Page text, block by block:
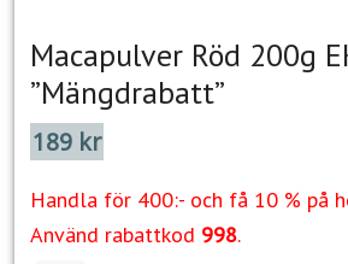
Macapulver Röd 200g
”Mängdrabatt”
189 kr
Handla för 400:- och få 10 % på
Använd rabattkod 998.